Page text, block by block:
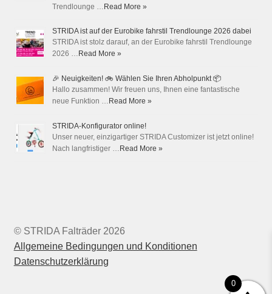
Trendlounge … Read More »
STRIDA ist auf der Eurobike fahrstil Trendlounge 2026 dabei
STRIDA ist stolz darauf, an der Eurobike fahrstil Trendlounge
2026 … Read More »
🎉 Neuigkeiten! 🚲 Wählen Sie Ihren Abholpunkt 📦
Hallo zusammen! Wir freuen uns, Ihnen eine fantastische
neue Funktion … Read More »
STRIDA-Konfigurator online!
Unser neuer, einzigartiger STRIDA Customizer ist jetzt online!
Nach langfristiger … Read More »
© STRIDA Falträder 2026
Allgemeine Bedingungen und Konditionen
Datenschutzerklärung
0